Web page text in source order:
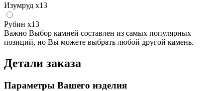
Изумруд x13
Рубин x13
Важно Выбор камней составлен из самых популярных
позиций, но Вы можете выбрать любой другой камень.
Детали заказа
Параметры Вашего изделия